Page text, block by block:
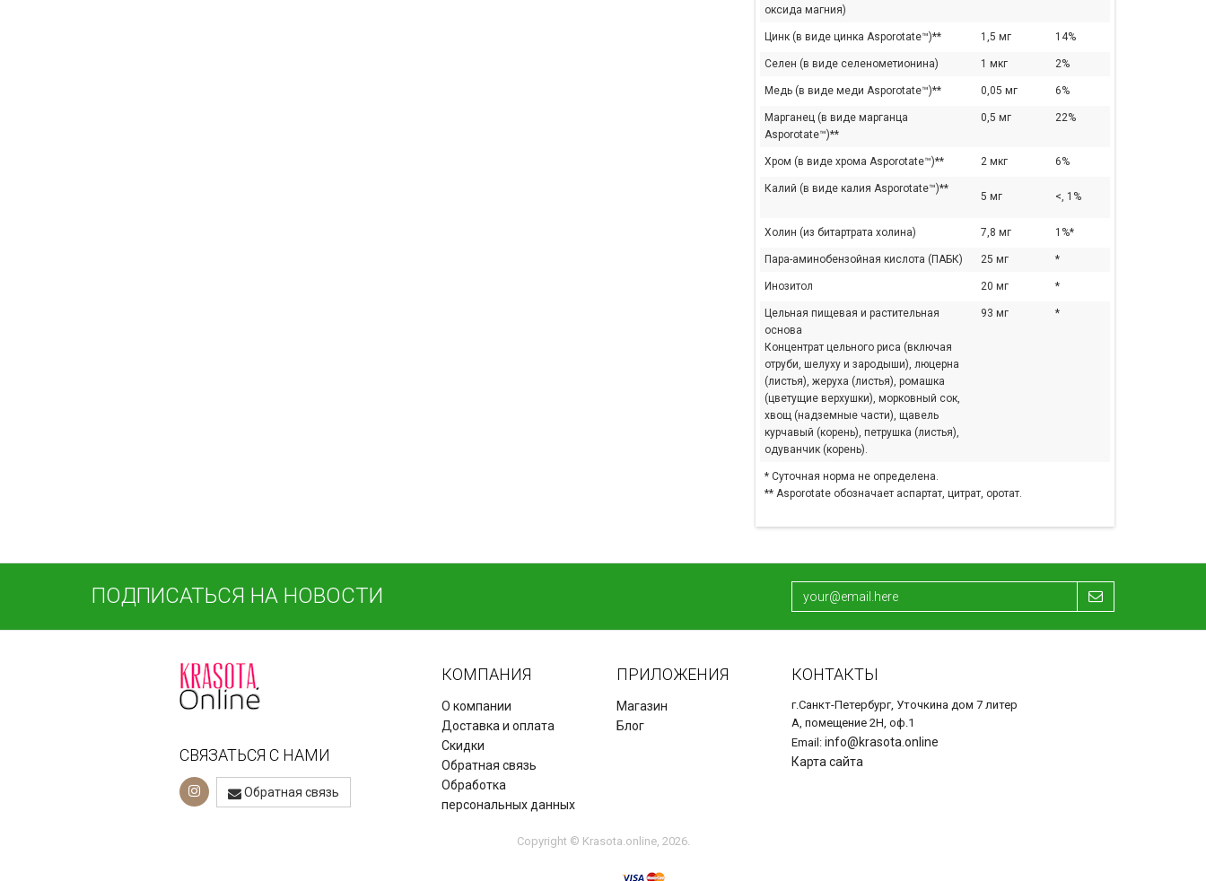
оксида магния)
Цинк (в виде цинка Asporotate™)** 1,5 мг 14%
Селен (в виде селенометионина) 1 мкг 2%
Медь (в виде меди Asporotate™)** 0,05 мг 6%
Марганец (в виде марганца
Asporotate™)**
0,5 мг 22%
Хром (в виде хрома Asporotate™)** 2 мкг 6%
Калий (в виде калия Asporotate™)**
5 мг <, 1%
Холин (из битартрата холина) 7,8 мг 1%*
Пара-аминобензойная кислота (ПАБК) 25 мг *
Инозитол 20 мг *
Цельная пищевая и растительная
основа
Концентрат цельного риса (включая
отруби, шелуху и зародыши), люцерна
(листья), жеруха (листья), ромашка
(цветущие верхушки), морковный сок,
хвощ (надземные части), щавель
курчавый (корень), петрушка (листья),
одуванчик (корень).
93 мг *
* Суточная норма не определена.
** Asporotate обозначает аспартат, цитрат, оротат.
ПОДПИСАТЬСЯ НА НОВОСТИ
СВЯЗАТЬСЯ С НАМИ
Обратная связь
КОМПАНИЯ
О компании
Доставка и оплата
Скидки
Обратная связь
Обработка
персональных данных
ПРИЛОЖЕНИЯ
Магазин
Блог
КОНТАКТЫ
г.Санкт-Петербург, Уточкина дом 7 литер
А, помещение 2Н, оф.1
Email: info@krasota.online
Карта сайта
Copyright © Krasota.online, 2026.